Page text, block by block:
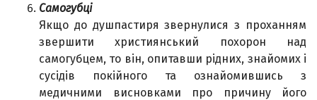
Самогубці
Якщо до душпастиря звернулися з проханням
звершити християнський похорон над
самогубцем, то він, опитавши рідних, знайомих і
сусідів покійного та ознайомившись з
медичними висновками про причину його